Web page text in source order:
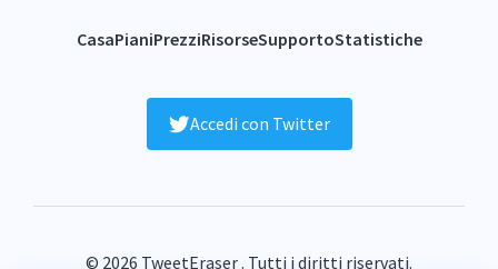
CasaPianiPrezziRisorseSupportoStatistiche
Accedi con Twitter
© 2026 TweetEraser . Tutti i diritti riservati.